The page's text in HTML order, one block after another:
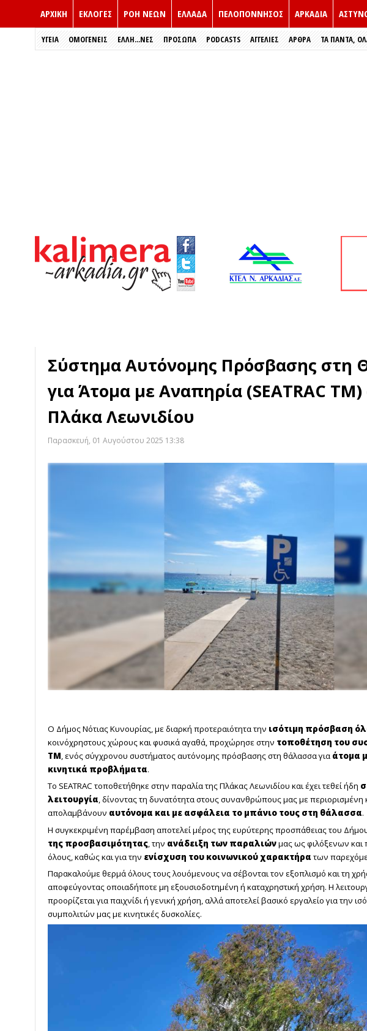
ΑΡΧΙΚΗ ΕΚΛΟΓΈΣ ΡΟΗ ΝΕΩΝ ΕΛΛΑΔΑ ΠΕΛΟΠΟΝΝΗΣΟΣ ΑΡΚΑΔΙΑ
ΥΓΕΙΑ ΟΜΟΓΕΝΕΙΣ ΈΛΛΗ...ΝΕΣ ΠΡΌΣΩΠΑ PODCASTS ΑΓΓΕΛΙΕΣ ΑΡΘΡΑ ΤΑ ΠΑΝΤΑ,
Σύστημα Αυτόνομης Πρόσβασης στη
για Άτομα με Αναπηρία (SEATRAC
Πλάκα Λεωνιδίου
Παρασκευή, 01 Αυγούστου 2025 13:38
Ο Δήμος Νότιας Κυνουρίας, με διαρκή προτεραιότητα την ισότιμη πρόσβαση
κοινόχρηστους χώρους και φυσικά αγαθά, προχώρησε στην τοποθέτηση του
ΤΜ, ενός σύγχρονου συστήματος αυτόνομης πρόσβασης στη θάλασσα για άτομα
κινητικά προβλήματα.
Το SEATRAC τοποθετήθηκε στην παραλία της Πλάκας Λεωνιδίου και έχει τεθεί ήδη
λειτουργία, δίνοντας τη δυνατότητα στους συνανθρώπους μας με περιορισμένη
απολαμβάνουν αυτόνομα και με ασφάλεια το μπάνιο τους στη θάλασσα.
Η συγκεκριμένη παρέμβαση αποτελεί μέρος της ευρύτερης προσπάθειας του
της προσβασιμότητας, την ανάδειξη των παραλιώνμας ως φιλόξενων
όλους, καθώς και για την ενίσχυση του κοινωνικού χαρακτήρα των
Παρακαλούμε θερμά όλους τους λουόμενους να σέβονται τον εξοπλισμό και τη
αποφεύγοντας οποιαδήποτε μη εξουσιοδοτημένη ή καταχρηστική χρήση. Η
προορίζεται για παιχνίδι ή γενική χρήση, αλλά αποτελεί βασικό εργαλείο για την
συμπολιτών μας με κινητικές δυσκολίες.